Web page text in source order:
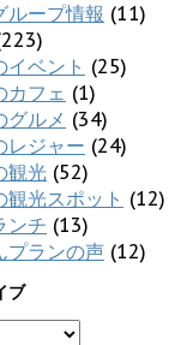
ループ情報 (11)
イベント (25)
カフェ (1)
グルメ (34)
レジャー (24)
観光 (52)
観光スポット (12)
ンチ (13)
プランの声 (12)
ブ